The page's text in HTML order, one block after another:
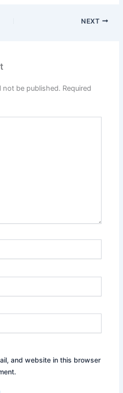
NEXT
not be published. Required
and website in this browser